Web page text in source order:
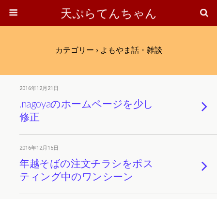
天ぷらてんちゃん
カテゴリー › よもやま話・雑談
2016年12月21日
.nagoyaのホームページを少し
修正
2016年12月15日
年越そばの注文チラシをポス
ティング中のワンシーン